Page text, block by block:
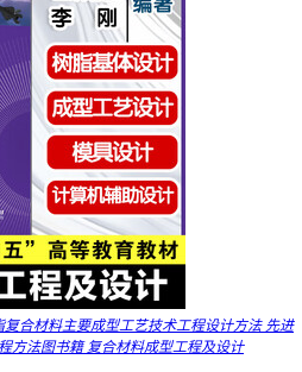
合材料主要成型工艺技术工程设计方法 先进
方法图书籍 复合材料成型工程及设计